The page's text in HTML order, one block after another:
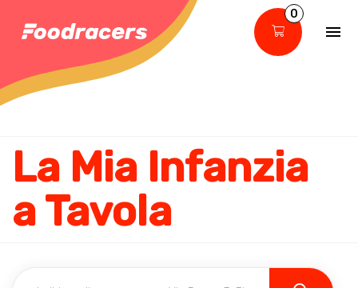
0
La Mia Infanzia
a Tavola